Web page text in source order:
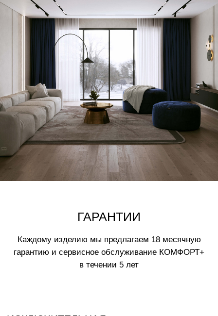
Отправить
Оставьте заявку и мы свяжемся с вами
в ближайшее время
Нажимая на кнопку вы соглашаетесьс
политикой обработки данных
ВАМ МОЖЕТ ПОНРАВИТЬСЯ